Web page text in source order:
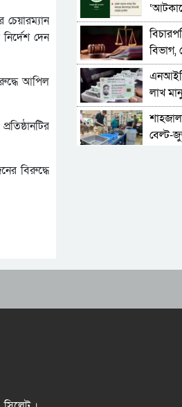
দেন
আপিল
বিরুদ্ধে
বিভাগ,
লাখ
বেল্ট-